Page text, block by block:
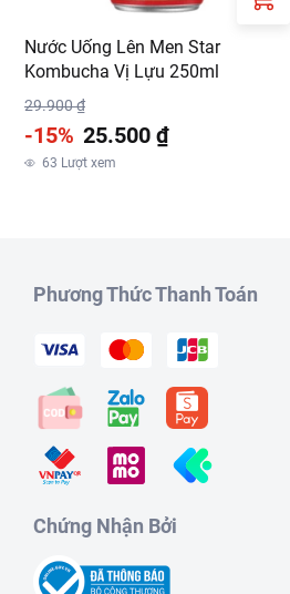
Nước Uống Lên Men Star
Kombucha Vị Lựu 250ml
29.900 ₫
-15% 25.500 ₫
63 Lượt xem
Phương Thức Thanh Toán
Chứng Nhận Bởi